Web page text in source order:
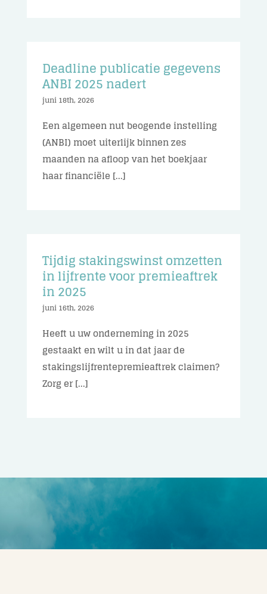
Deadline publicatie gegevens
ANBI 2025 nadert
juni 18th, 2026
Een algemeen nut beogende instelling
(ANBI) moet uiterlijk binnen zes
maanden na afloop van het boekjaar
haar financiële [...]
Tijdig stakingswinst omzetten
in lijfrente voor premieaftrek
in 2025
juni 16th, 2026
Heeft u uw onderneming in 2025
gestaakt en wilt u in dat jaar de
stakingslijfrentepremieaftrek claimen?
Zorg er [...]